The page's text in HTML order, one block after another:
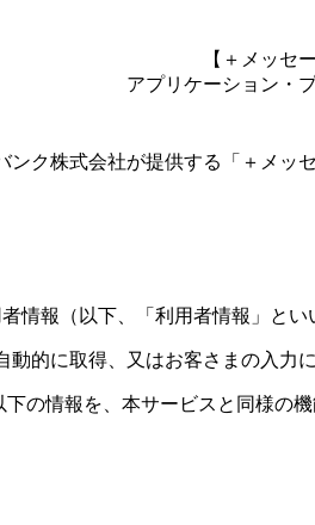
【＋メッセ
アプリケーション・
ク株式会社が提供する「＋メッ
情報（以下、「利用者情報」とい
的に取得、又はお客さまの入力
の情報を、本サービスと同様の